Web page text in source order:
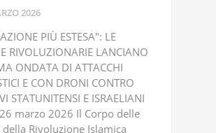
2026
PIÙ ESTESA": LE
RIVOLUZIONARIE LANCIANO
ONDATA DI ATTACCHI
E CON DRONI CONTRO
STATUNITENSI E ISRAELIANI
marzo 2026 Il Corpo delle
della Rivoluzione Islamica